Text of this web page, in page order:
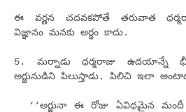
ఈ వర్ణన చదవకపోతే తరువాత
విజ్ఞానం మనకు అర్థం కాదు.
5. మర్నాడు ధర్మరాజు ఉదయాన్నే
అర్జునుడిని పిలుస్తాడు. పిలిచి ఇలా
‘‘అర్జునా ఈ రోజు ఏవిధమైన మందీ